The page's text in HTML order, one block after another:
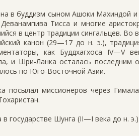
в буддизм сыном Ашоки Махиндой и
Тисса и многие
в центр традиции сингальцев.
канон (29—17 до н. э.),
как Буддхагхоса IV—V
и Шри-Ланка осталась последним
по Юго-Восточной Азии.
посылал миссионеров через
государстве Шунга (II—I века до н. э.)